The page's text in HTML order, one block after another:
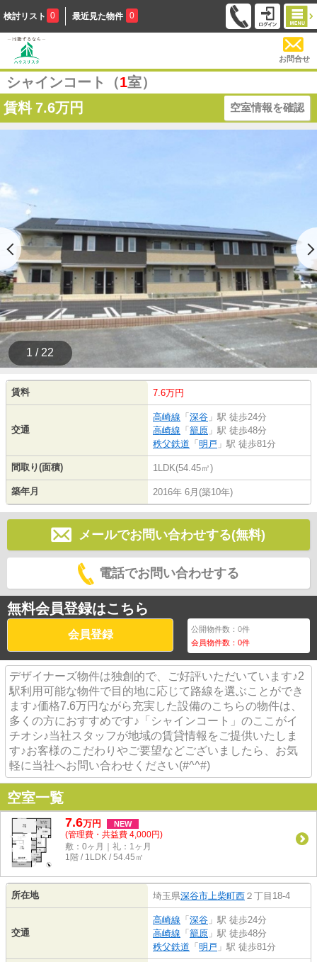
検討リスト 0 最近見た物件 0
お問合せ
シャインコート（1室）
賃料 7.6万円 空室情報を確認
1 / 22
賃料 7.6万円
交通
高崎線 「 深谷 」駅 徒歩24分
高崎線 「 籠原 」駅 徒歩48分
秩父鉄道 「 明戸 」駅 徒歩81分
間取り(面積) 1LDK(54.45㎡)
築年月 2016年 6月(築10年)
メールでお問い合わせする(無料)
電話でお問い合わせする
無料会員登録はこちら
会員登録 公開物件数：0件
会員物件数：0件
デザイナーズ物件は独創的で、ご好評いただいています♪2
駅利用可能な物件で目的地に応じて路線を選ぶことができ
ます♪価格7.6万円ながら充実した設備のこちらの物件は、
多くの方におすすめです♪「シャインコート」のここがイ
チオシ♪当社スタッフが地域の賃貸情報をご提供いたしま
す♪お客様のこだわりやご要望などございましたら、お気
軽に当社へお問い合わせください(#^^#)
空室一覧
7.6万円 NEW
(管理費・共益費 4,000円)
敷：0ヶ月｜礼：1ヶ月
1階 / 1LDK / 54.45㎡
所在地 埼玉県深谷市上柴町西 ２丁目18-4
交通
高崎線 「 深谷 」駅 徒歩24分
高崎線 「 籠原 」駅 徒歩48分
秩父鉄道 「 明戸 」駅 徒歩81分